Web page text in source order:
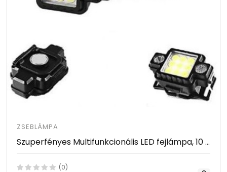
ZSEBLÁMPA
Szuperfényes Multifunkcionális LED fejlámpa, 10 LED akkumulátoros dönthető fejjel, TM-G21
(0)